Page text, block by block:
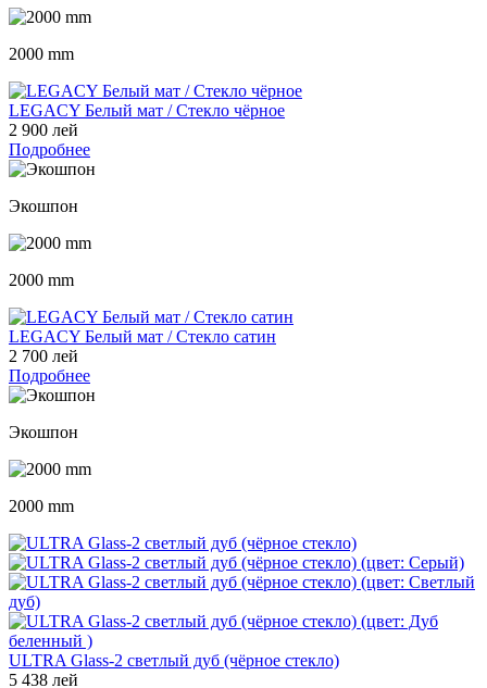
2000 mm
LEGACY Белый мат / Стекло чёрное
2 900 лей
Подробнее
Экошпон
2000 mm
LEGACY Белый мат / Стекло сатин
2 700 лей
Подробнее
Экошпон
2000 mm
ULTRA Glass-2 светлый дуб (чёрное стекло)
5 438 лей